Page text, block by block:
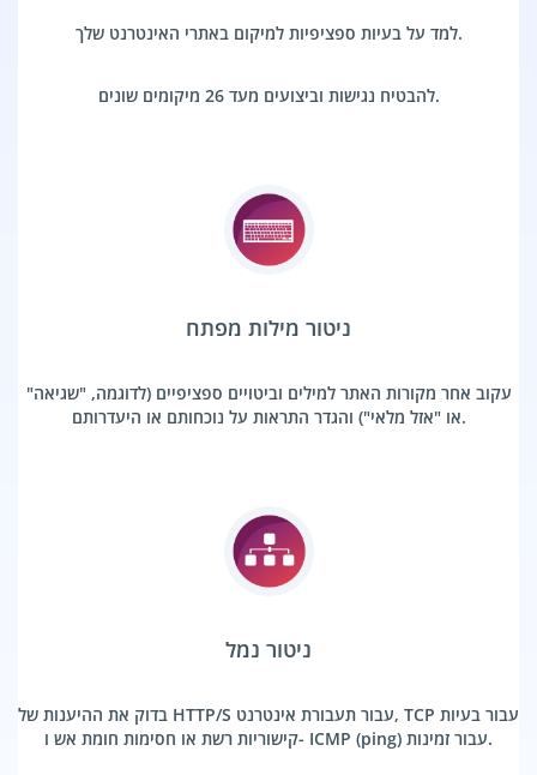
למד על בעיות ספציפיות למיקום באתרי האינטרנט שלך.
להבטיח נגישות וביצועים מעד 26 מיקומים שונים.
ניטור מילות מפתח
עקוב אחר מקורות האתר למילים וביטויים ספציפיים (לדוגמה, "שגיאה"
או "אזל מלאי") והגדר התראות על נוכחותם או היעדרותם.
ניטור נמל
בדוק את ההיענות של HTTP/S עבור תעבורת אינטרנט, TCP עבור בעיות
קישוריות רשת או חסימות חומת אש ו- ICMP (ping) עבור זמינות.